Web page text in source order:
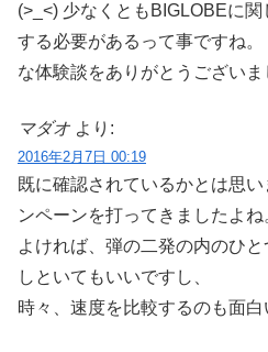
(>_<) 少なくともBIGLOBEに
する必要があるって事ですね
な体験談をありがとうござい
マダオ より:
2016年2月7日 00:19
既に確認されているかとは思
ンペーンを打ってきましたよね
よければ、弾の二発の内のひ
しといてもいいですし、
時々、速度を比較するのも面白